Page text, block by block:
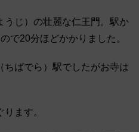
うじ）の壮麗な仁王門。駅か
で20分ほどかかりました。
ばでら）駅でしたがお寺は
ます。